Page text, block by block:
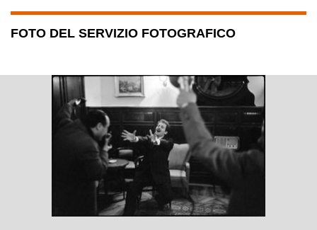
FOTO DEL SERVIZIO FOTOGRAFICO